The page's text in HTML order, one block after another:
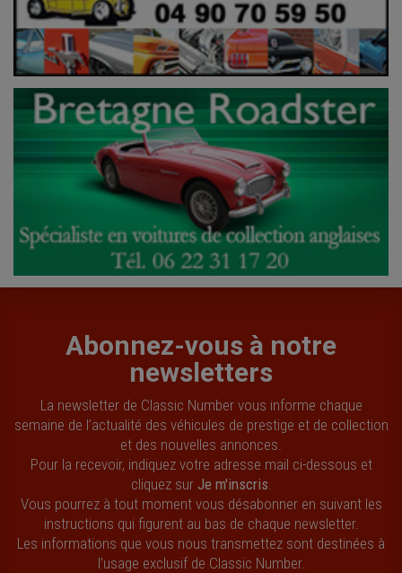
Abonnez-vous à notre
newsletters
La newsletter de Classic Number vous informe chaque
semaine de l’actualité des véhicules de prestige et de collection
et des nouvelles annonces.
Pour la recevoir, indiquez votre adresse mail ci-dessous et
cliquez sur Je m'inscris
Vous pourrez à tout moment vous désabonner en suivant les
instructions qui figurent au bas de chaque newsletter.
Les informations que vous nous transmettez sont destinées à
l’usage exclusif de Classic Number.